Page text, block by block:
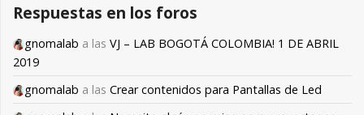
Respuestas en los foros
gnomalab a las VJ – LAB BOGOTÁ COLOMBIA! 1 DE ABRIL
2019
gnomalab a las Crear contenidos para Pantallas de Led